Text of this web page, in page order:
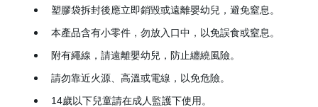
塑膠袋拆封後應立即銷毀或遠離嬰幼兒，避免窒息。
本產品含有小零件，勿放入口中，以免誤食或窒息。
附有繩線，請遠離嬰幼兒，防止纏繞風險。
請勿靠近火源、高溫或電線，以免危險。
14歲以下兒童請在成人監護下使用。